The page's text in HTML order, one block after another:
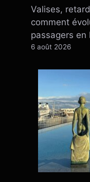
Valises,
comment
passagers en
6 août 2026